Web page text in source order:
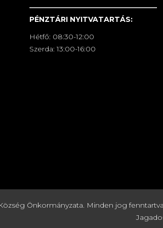
PÉNZTÁRI NYITVATARTÁS:
Hétfő: 08:30-12:00
Szerda: 13:00-16:00
Önkormányzata. Minden jog